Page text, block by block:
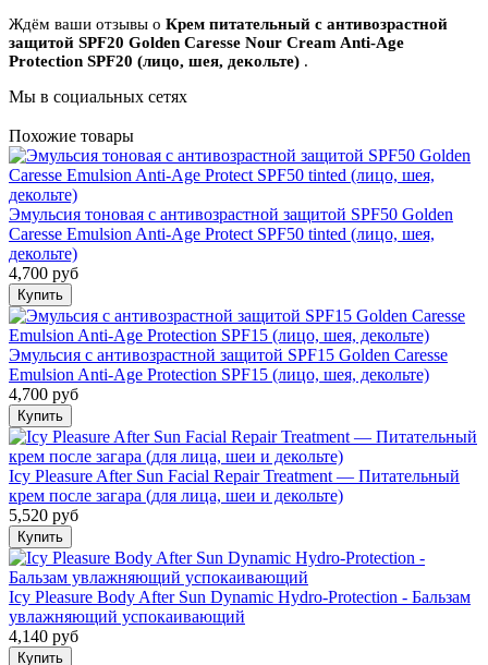
Ждём ваши отзывы о Крем питательный с антивозрастной
защитой SPF20 Golden Caresse Nour Cream Anti-Age
Protection SPF20 (лицо, шея, декольте) .
Мы в социальных сетях
Похожие товары
Эмульсия тоновая с антивозрастной защитой SPF50 Golden
Caresse Emulsion Anti-Age Protect SPF50 tinted (лицо, шея,
декольте)
4,700 руб
Эмульсия с антивозрастной защитой SPF15 Golden Caresse
Emulsion Anti-Age Protection SPF15 (лицо, шея, декольте)
4,700 руб
Icy Pleasure After Sun Facial Repair Treatment — Питательный
крем после загара (для лица, шеи и декольте)
5,520 руб
Icy Pleasure Body After Sun Dynamic Hydro-Protection - Бальзам
увлажняющий успокаивающий
4,140 руб